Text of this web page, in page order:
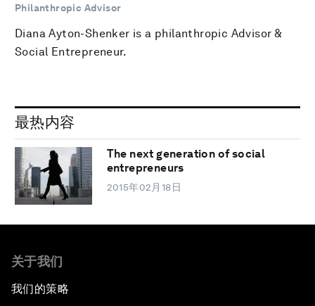
Philanthropic Advisor
Diana Ayton-Shenker is a philanthropic Advisor &
Social Entrepreneur.
最热内容
The next generation of social
entrepreneurs
2015年02月18日
关于我们
我们的策略